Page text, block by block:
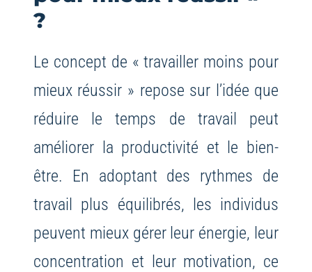
?
Le concept de « travailler moins pour
mieux réussir » repose sur l’idée que
réduire le temps de travail peut
améliorer la productivité et le bien-
être. En adoptant des rythmes de
travail plus équilibrés, les individus
peuvent mieux gérer leur énergie, leur
concentration et leur motivation, ce